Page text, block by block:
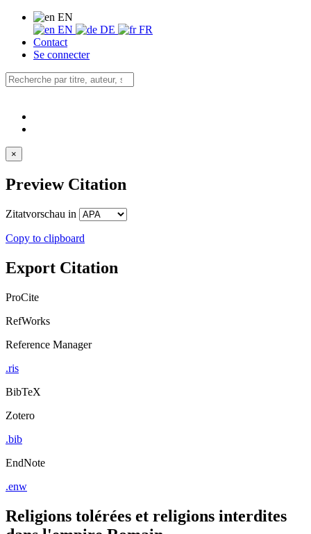
EN
EN
DE
FR
Contact
Se connecter
×
Preview Citation
Zitatvorschau in
Copy to clipboard
Export Citation
ProCite
RefWorks
Reference Manager
.ris
BibTeX
Zotero
.bib
EndNote
.enw
Religions tolérées et religions interdites